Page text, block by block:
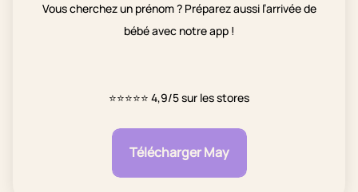
Vous cherchez un prénom ? Préparez aussi l’arrivée de
bébé avec notre app !
⭐⭐⭐⭐⭐ 4,9/5 sur les stores
Télécharger May